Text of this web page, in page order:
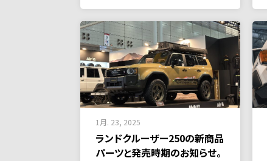
1月. 23, 2025
ランドクルーザー250の新商品
パーツと発売時期のお知らせ。